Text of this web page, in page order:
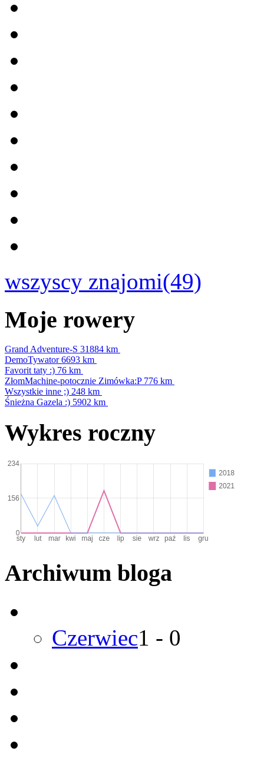
wszyscy znajomi(49)
Moje rowery
Grand Adventure-S 31884 km
DemoTywator6693 km
Favorit taty :) 76 km
ZłomMachine-potocznie Zimówka:P 776 km
Wszystkie inne ;) 248 km
Śnieżna Gazela :) 5902 km
Wykres roczny
Archiwum bloga
Czerwiec1 - 0